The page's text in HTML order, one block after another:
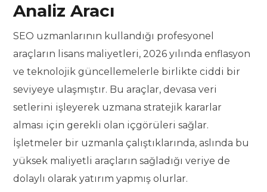
Analiz Aracı
SEO uzmanlarının kullandığı profesyonel
araçların lisans maliyetleri, 2026 yılında enflasyon
ve teknolojik güncellemelerle birlikte ciddi bir
seviyeye ulaşmıştır. Bu araçlar, devasa veri
setlerini işleyerek uzmana stratejik kararlar
alması için gerekli olan içgörüleri sağlar.
İşletmeler bir uzmanla çalıştıklarında, aslında bu
yüksek maliyetli araçların sağladığı veriye de
dolaylı olarak yatırım yapmış olurlar.